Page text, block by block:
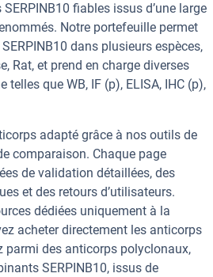
fiables issus d’une large
Notre portefeuille permet
dans plusieurs espèces,
Rat, et prend en charge diverses
telles que WB, IF (p), ELISA, IHC (p),
adapté grâce à nos outils de
comparaison. Chaque page
de validation détaillées, des
et des retours d’utilisateurs.
dédiées uniquement à la
acheter directement les anticorps
parmi des anticorps polyclonaux,
SERPINB10, issus de